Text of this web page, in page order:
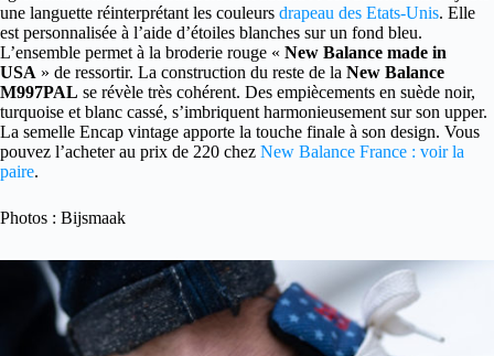
une languette réinterprétant les couleurs drapeau des Etats-Unis. Elle
est personnalisée à l’aide d’étoiles blanches sur un fond bleu.
L’ensemble permet à la broderie rouge « New Balance made in
USA » de ressortir. La construction du reste de la New Balance
M997PAL se révèle très cohérent. Des empiècements en suède noir,
turquoise et blanc cassé, s’imbriquent harmonieusement sur son upper.
La semelle Encap vintage apporte la touche finale à son design. Vous
pouvez l’acheter au prix de 220 chez New Balance France : voir la
paire.
Photos : Bijsmaak